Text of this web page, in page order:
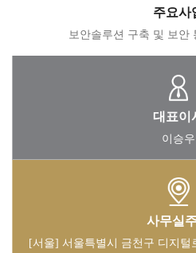
주요사
보안솔루션 구축 및 보안
대표이
이승우
사무실
[서울] 서울특별시 금천구 디지털